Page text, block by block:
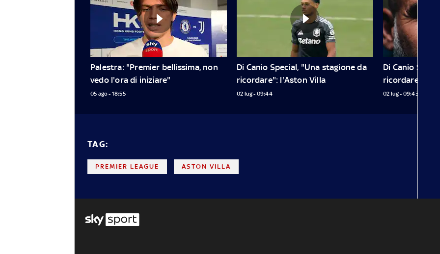
Palestra: "Premier bellissima, non
vedo l'ora di iniziare"
05 ago - 18:55
Di Canio Special, "Una stagione da
ricordare": l'Aston Villa
02 lug - 09:44
Di Canio
ricordare": il
02 lug - 09:43
TAG:
PREMIER LEAGUE ASTON VILLA